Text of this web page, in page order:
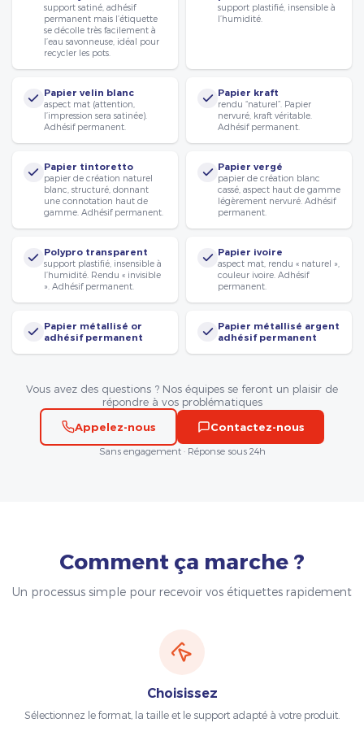
support satiné, adhésif
permanent mais l’étiquette
se décolle très facilement à
l’eau savonneuse, idéal pour
recycler les pots.
support plastifié, insensible à
l’humidité.
Papier velin blanc
aspect mat (attention,
l’impression sera satinée).
Adhésif permanent.
Papier kraft
rendu “naturel”. Papier
nervuré, kraft véritable.
Adhésif permanent.
Papier tintoretto
papier de création naturel
blanc, structuré, donnant
une connotation haut de
gamme. Adhésif permanent.
Papier vergé
papier de création blanc
cassé, aspect haut de gamme
légèrement nervuré. Adhésif
permanent.
Polypro transparent
support plastifié, insensible à
l’humidité. Rendu « invisible
». Adhésif permanent.
Papier ivoire
aspect mat, rendu « naturel »,
couleur ivoire. Adhésif
permanent.
Papier métallisé or
adhésif permanent
Papier métallisé argent
adhésif permanent
Vous avez des questions ? Nos équipes se feront un plaisir de
répondre à vos problématiques
Appelez-nous
Contactez-nous
Sans engagement · Réponse sous 24h
Comment ça marche ?
Un processus simple pour recevoir vos étiquettes rapidement
Choisissez
Sélectionnez le format, la taille et le support adapté à votre produit.